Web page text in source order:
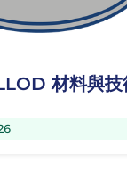
材料與技